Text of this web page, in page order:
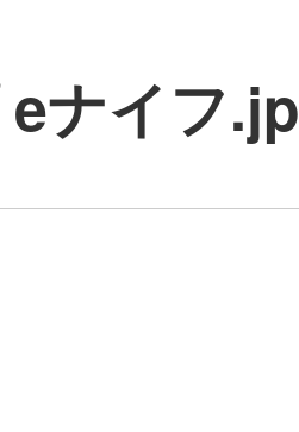
ナイフ.jp